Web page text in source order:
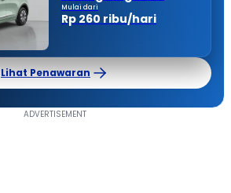
Mulai dari
Rp 260 ribu/hari
Lihat Penawaran